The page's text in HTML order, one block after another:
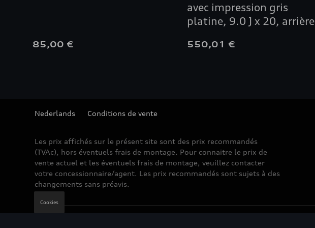
85,00 €
avec impression gris
platine, 9.0 J x 20, arrière
550,01 €
Nederlands Conditions de vente
Les prix affichés sur le présent site sont des prix recommandés
(TVAc), hors éventuels frais de montage. Pour connaitre le prix de
vente actuel et les éventuels frais de montage, veuillez contacter
votre concessionnaire/agent. Les prix recommandés sont sujets à des
changements sans préavis.
Cookies